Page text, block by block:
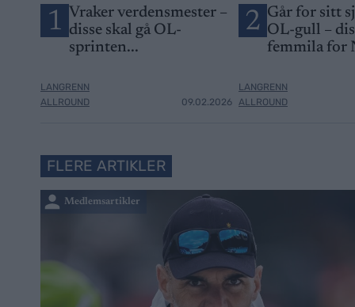
1 Vraker verdensmester –
disse skal gå OL-
sprinten...
LANGRENN
ALLROUND
09.02.2026
2 Går for sitt
OL-gull –
femmila for
LANGRENN
ALLROUND
FLERE ARTIKLER
Medlemsartikler